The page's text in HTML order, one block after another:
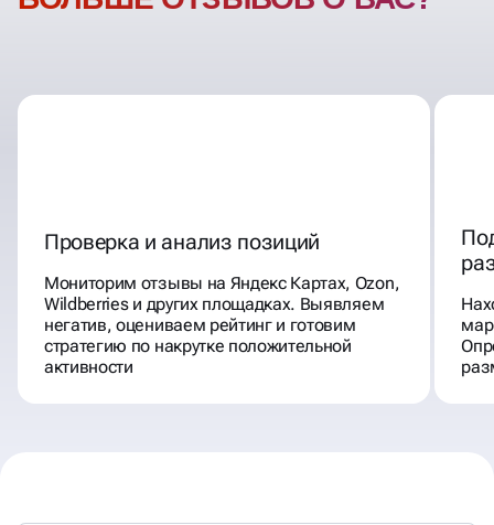
Проверка и анализ позиций
Мониторим отзывы на Яндекс Картах, Ozon,
Wildberries и других площадках. Выявляем
негатив, оцениваем рейтинг и готовим
стратегию по накрутке положительной
активности